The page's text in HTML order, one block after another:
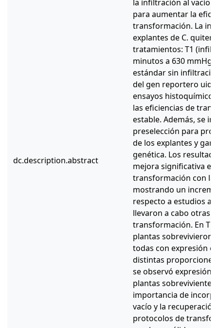
dc.description.abstract
la infiltración al vacío
para aumentar la
transformación. La
explantes de C.
tratamientos: T1
minutos a 630
estándar sin
del gen reportero
ensayos
las eficiencias de
estable. Además, se
preselección para
de los explantes y
genética. Los
mejora significativa
transformación con la
mostrando un
respecto a estudios
llevaron a cabo otras
transformación. En
plantas sobrevivieron
todas con expresión
distintas
se observó expresión
plantas
importancia de
vacío y la
protocolos de